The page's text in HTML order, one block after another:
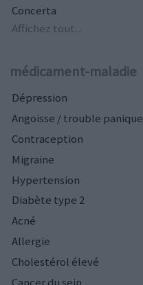
Concerta
Affichez tout...
médicament-maladie
Dépression
Angoisse / trouble panique
Contraception
Migraine
Hypertension
Diabète type 2
Acné
Allergie
Cholestérol élevé